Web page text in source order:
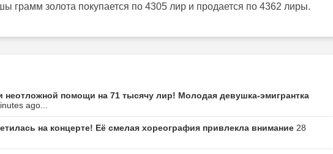
грамм золота покупается по 4305 лир и продается по 4362 лиры.
неотложной помощи на 71 тысячу лир! Молодая девушка-эмигрантка
ago...
на концерте! Её смелая хореография привлекла внимание 28